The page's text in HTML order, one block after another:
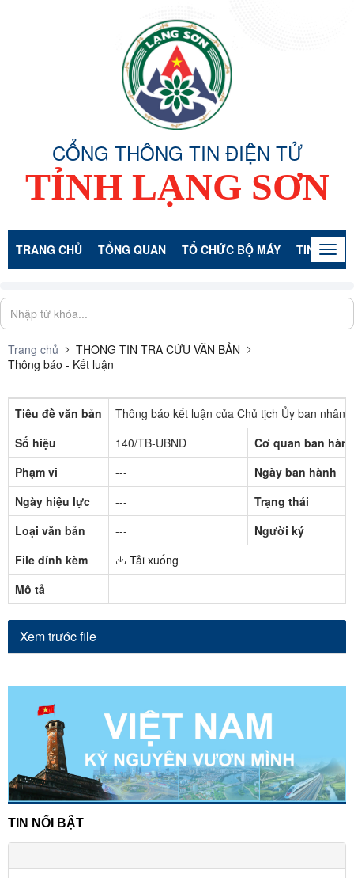
CỔNG THÔNG TIN ĐIỆN TỬ
TỈNH LẠNG SƠN
TRANG CHỦ TỔNG QUAN TỔ CHỨC BỘ MÁY TIN TỨC -
Trang chủ
THÔNG TIN TRA CỨU VĂN BẢN
Thông báo - Kết luận
Tiêu đề văn bản
Thông báo kết luận của Chủ tịch Ủy ban nhân
Số hiệu
140/TB-UBND
Cơ quan ban
Phạm vi
---
Ngày ban hành
Ngày hiệu lực
---
Trạng thái
Loại văn bản
---
Người ký
File đính kèm
Tải xuống
Mô tả
---
Xem trước file
TIN NỔI BẬT